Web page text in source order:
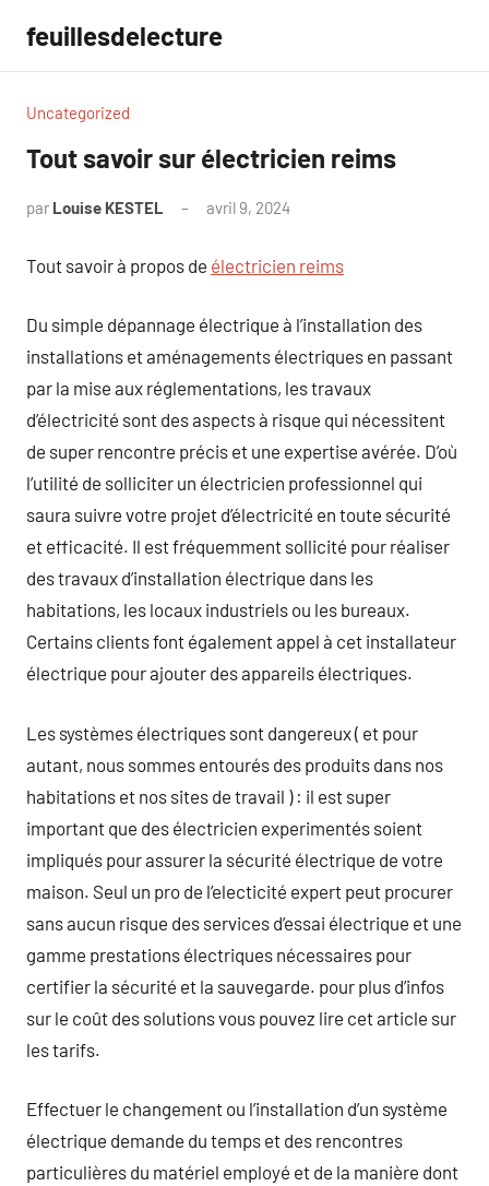
contenu
feuillesdelecture
Uncategorized
Tout savoir sur électricien reims
par Louise KESTEL avril 9, 2024
Tout savoir à propos de électricien reims
Du simple dépannage électrique à l’installation des
installations et aménagements électriques en passant
par la mise aux réglementations, les travaux
d’électricité sont des aspects à risque qui nécessitent
de super rencontre précis et une expertise avérée. D’où
l’utilité de solliciter un électricien professionnel qui
saura suivre votre projet d’électricité en toute sécurité
et efficacité. Il est fréquemment sollicité pour réaliser
des travaux d’installation électrique dans les
habitations, les locaux industriels ou les bureaux.
Certains clients font également appel à cet installateur
électrique pour ajouter des appareils électriques.
Les systèmes électriques sont dangereux ( et pour
autant, nous sommes entourés des produits dans nos
habitations et nos sites de travail ) : il est super
important que des électricien experimentés soient
impliqués pour assurer la sécurité électrique de votre
maison. Seul un pro de l’electicité expert peut procurer
sans aucun risque des services d’essai électrique et une
gamme prestations électriques nécessaires pour
certifier la sécurité et la sauvegarde. pour plus d’infos
sur le coût des solutions vous pouvez lire cet article sur
les tarifs.
Effectuer le changement ou l’installation d’un système
électrique demande du temps et des rencontres
particulières du matériel employé et de la manière dont